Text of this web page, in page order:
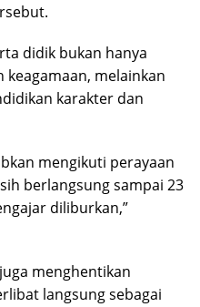
didik bukan hanya
melainkan
karakter dan
mengikuti perayaan
berlangsung sampai 23
diliburkan,”
menghentikan
langsung sebagai